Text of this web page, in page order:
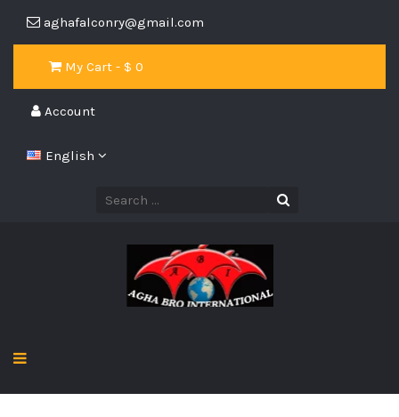
aghafalconry@gmail.com
My Cart - $ 0
Account
English